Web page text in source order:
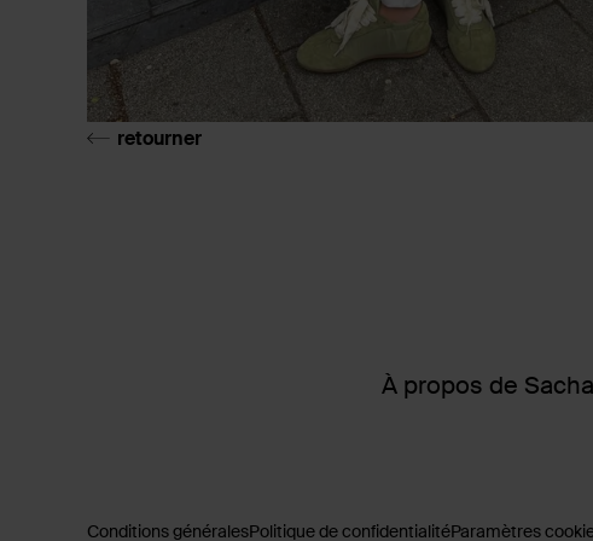
retourner
À propos de Sacha
Conditions généralesPolitique de confidentialitéParamètres